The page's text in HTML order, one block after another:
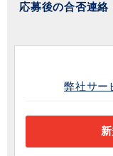
応募後の合否連絡
弊社サー